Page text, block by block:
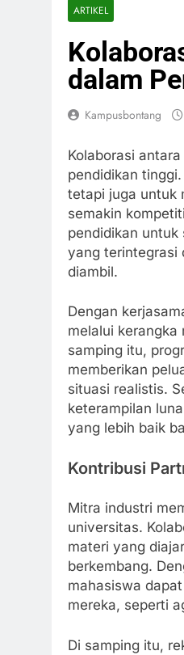
ARTIKEL
dalam
Kampusbontang
Kolaborasi
pendidikan
tetapi juga untuk
semakin
pendidikan
yang terintegrasi
diambil.
Dengan
melalui kerangka
samping itu,
memberikan
situasi realistis.
keterampilan
yang lebih baik
Kontribusi
Mitra industri
universitas.
materi yang
berkembang.
mahasiswa
mereka, seperti
Di samping itu,